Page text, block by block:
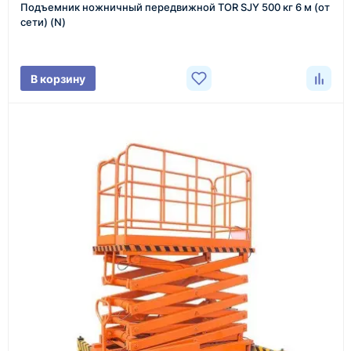
Менеджер связывается с вами, уточняет
Подбираем оборудование, рассчитываем
стоимость товара и ориентировочную стоимость
Счёт и оплата
Согласовываем условия, готовим счёт, договор
или спецификацию и принимаем оплату по
Подъемник ножничный передвижной TOR SJY 500 кг 6 м (от
сети) (N)
В корзину